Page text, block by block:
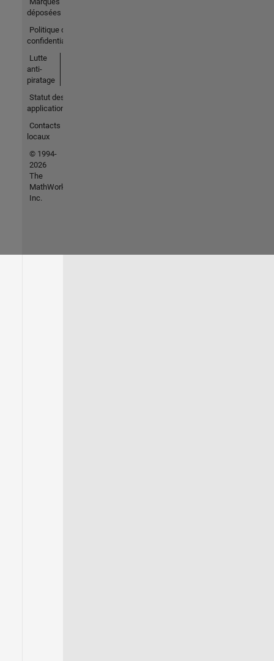
déposées
Politique de
confidentialité
Lutte
anti-
piratage
Statut des
applications
Contacts
locaux
© 1994-
2026
The
MathWorks,
Inc.